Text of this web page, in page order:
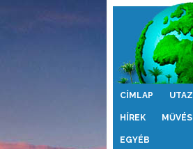
Érdekes
CÍMLAP
HÍREK
EGYÉB